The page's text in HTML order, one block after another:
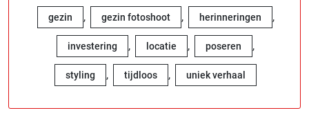
gezin , gezin fotoshoot , herinneringen ,
investering , locatie , poseren ,
styling , tijdloos , uniek verhaal